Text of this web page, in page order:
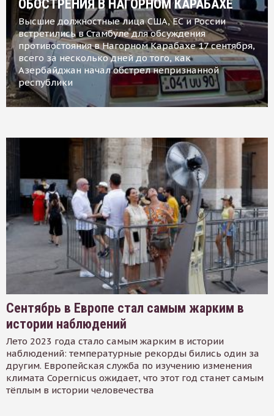
ОБОСТРЕНИЯ В НАГОРНОМ КАРАБАХЕ
Высшие должностные лица США, ЕС и России
встретились в Стамбуле для обсуждения
противостояния в Нагорном Карабахе 17 сентября,
всего за несколько дней до того, как
Азербайджан начал обстрел непризнанной
республики
Сентябрь в Европе стал самым жарким в
истории наблюдений
Лето 2023 года стало самым жарким в истории
наблюдений: температурные рекорды бились один за
другим. Европейская служба по изучению изменения
климата Copernicus ожидает, что этот год станет самым
тёплым в истории человечества